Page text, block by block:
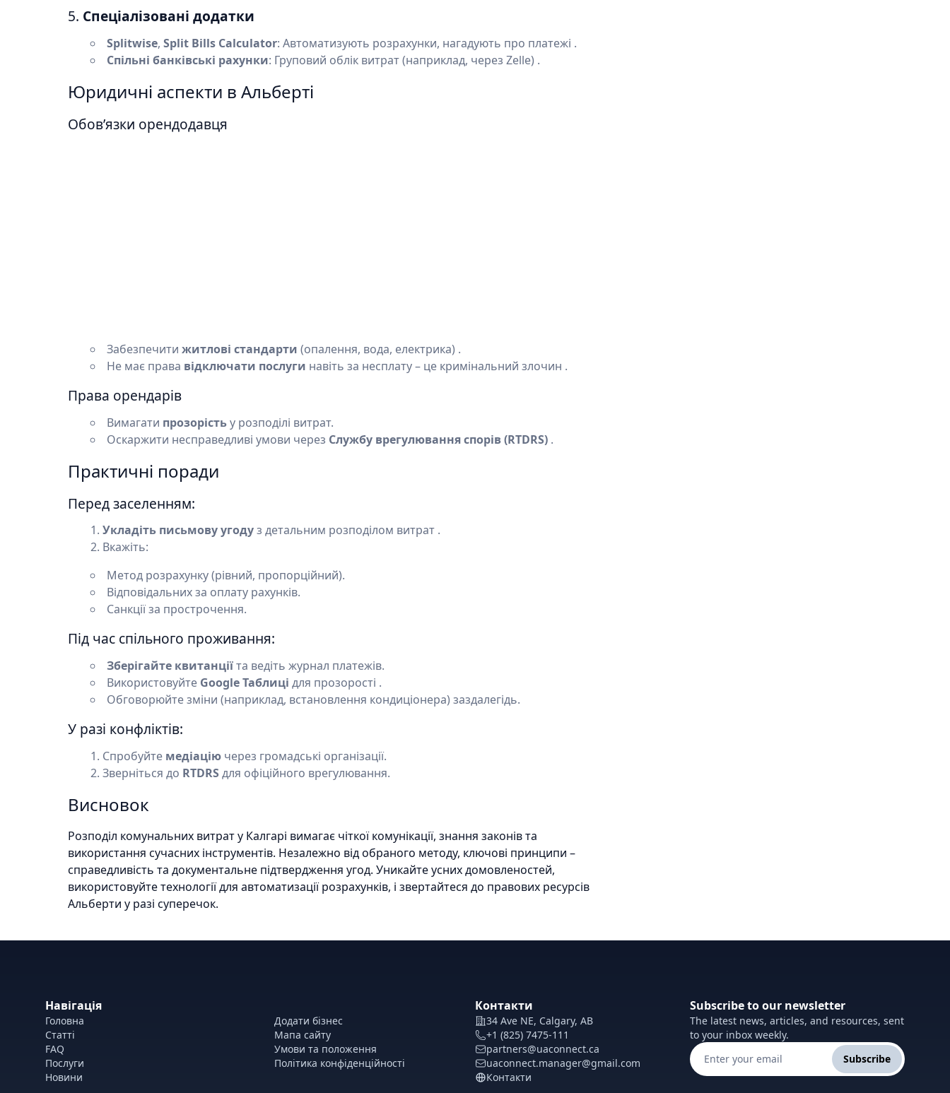
5. Спеціалізовані додатки
Splitwise, Split Bills Calculator: Автоматизують розрахунки, нагадують про платежі .
Спільні банківські рахунки: Груповий облік витрат (наприклад, через Zelle) .
Юридичні аспекти в Альберті
Обов’язки орендодавця
Забезпечити житлові стандарти (опалення, вода, електрика) .
Не має права відключати послуги навіть за несплату – це кримінальний злочин .
Права орендарів
Вимагати прозорістьу розподілі витрат.
Оскаржити несправедливі умови через Службу врегулювання спорів (RTDRS) .
Практичні поради
Перед заселенням:
Укладіть письмову угодуз детальним розподілом витрат .
Вкажіть:
Метод розрахунку (рівний, пропорційний).
Відповідальних за оплату рахунків.
Санкції за прострочення.
Під час спільного проживання:
Зберігайте квитанціїта ведіть журнал платежів.
Використовуйте Google Таблиці для прозорості .
Обговорюйте зміни (наприклад, встановлення кондиціонера) заздалегідь.
У разі конфліктів:
Спробуйте медіацію через громадські організації.
Зверніться до RTDRS для офіційного врегулювання.
Висновок
Розподіл комунальних витрат у Калгарі вимагає чіткої комунікації, знання законів та
використання сучасних інструментів. Незалежно від обраного методу, ключові принципи –
справедливість та документальне підтвердження угод. Уникайте усних домовленостей,
використовуйте технології для автоматизації розрахунків, і звертайтеся до правових ресурсів
Альберти у разі суперечок.
Навігація
Головна
Статті
FAQ
Послуги
Новини
Додати бізнес
Мапа сайту
Умови та положення
Політика конфіденційності
Контакти
34 Ave NE, Calgary, AB
+1 (825) 7475-111
partners@uaconnect.ca
uaconnect.manager@gmail.com
Контакти
Subscribe to our newsletter
The latest news, articles, and resources, sent
to your inbox weekly.
Subscribe